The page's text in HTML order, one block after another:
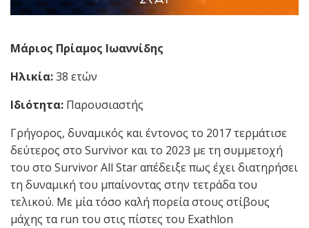
Μάριος Πρίαμος Ιωαννίδης
Ηλικία:38 ετών
Ιδιότητα: Παρουσιαστής
Γρήγορος, δυναμικός και έντονος το 2017 τερμάτισε
δεύτερος στο Survivor και το 2023 με τη συμμετοχή
του στο Survivor All Star απέδειξε πως έχει διατηρήσει
τη δυναμική του μπαίνοντας στην τετράδα του
τελικού. Με μία τόσο καλή πορεία στους στίβους
μάχης τα run του στις πίστες του Exathlon